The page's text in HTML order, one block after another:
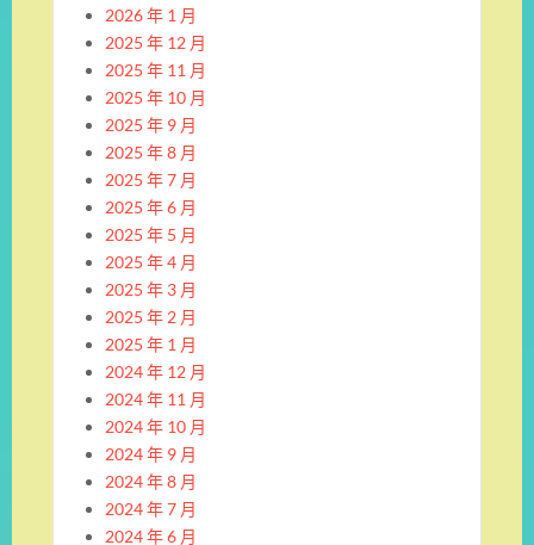
2026 年 1 月
2025 年 12 月
2025 年 11 月
2025 年 10 月
2025 年 9 月
2025 年 8 月
2025 年 7 月
2025 年 6 月
2025 年 5 月
2025 年 4 月
2025 年 3 月
2025 年 2 月
2025 年 1 月
2024 年 12 月
2024 年 11 月
2024 年 10 月
2024 年 9 月
2024 年 8 月
2024 年 7 月
2024 年 6 月